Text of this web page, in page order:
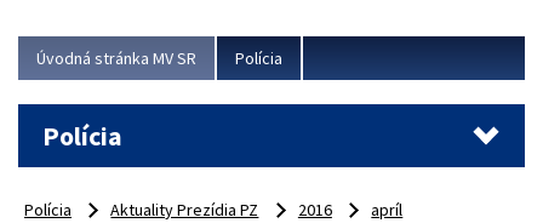
Úvodná stránka MV SR Polícia
Polícia
Polícia Aktuality Prezídia PZ 2016 apríl